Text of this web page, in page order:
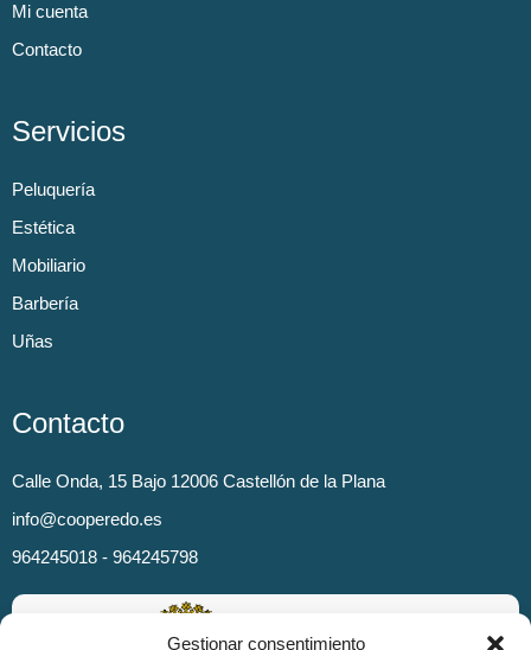
Gestionar consentimiento
Mi cuenta
Contacto
Servicios
Peluquería
Estética
Mobiliario
Barbería
Uñas
Contacto
Calle Onda, 15 Bajo 12006 Castellón de la Plana
info@cooperedo.es
964245018 - 964245798